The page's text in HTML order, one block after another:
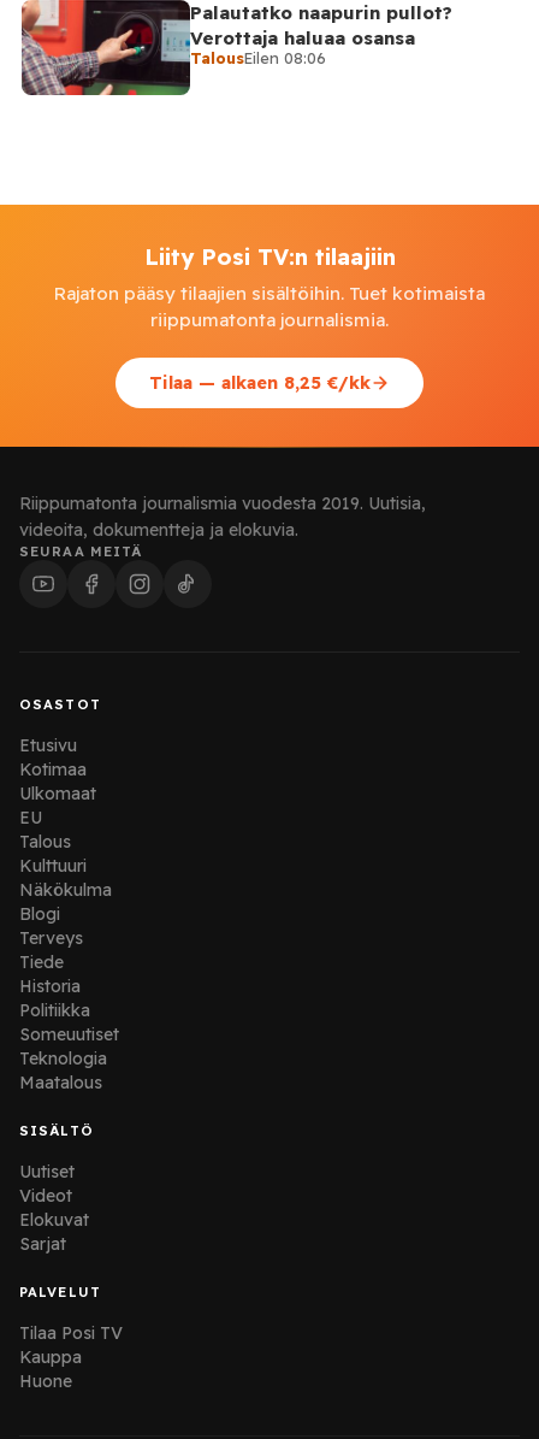
Palautatko naapurin pullot?
Verottaja haluaa osansa
TalousEilen 08:06
Liity Posi TV:n tilaajiin
Rajaton pääsy tilaajien sisältöihin. Tuet kotimaista
riippumatonta journalismia.
Tilaa — alkaen 8,25 €/kk
Riippumatonta journalismia vuodesta 2019. Uutisia,
videoita, dokumentteja ja elokuvia.
SEURAA MEITÄ
OSASTOT
Etusivu
Kotimaa
Ulkomaat
EU
Talous
Kulttuuri
Näkökulma
Blogi
Terveys
Tiede
Historia
Politiikka
Someuutiset
Teknologia
Maatalous
SISÄLTÖ
Uutiset
Videot
Elokuvat
Sarjat
PALVELUT
Tilaa Posi TV
Kauppa
Huone